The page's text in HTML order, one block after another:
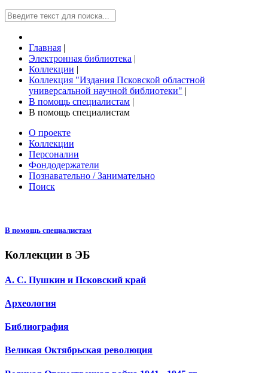
Главная |
Электронная библиотека |
Коллекции |
Коллекция "Издания Псковской областной
универсальной научной библиотеки" |
В помощь специалистам |
В помощь специалистам
О проекте
Коллекции
Персоналии
Фондодержатели
Познавательно / Занимательно
Поиск
В помощь специалистам
Коллекции в ЭБ
А. С. Пушкин и Псковский край
Археология
Библиография
Великая Октябрьская революция